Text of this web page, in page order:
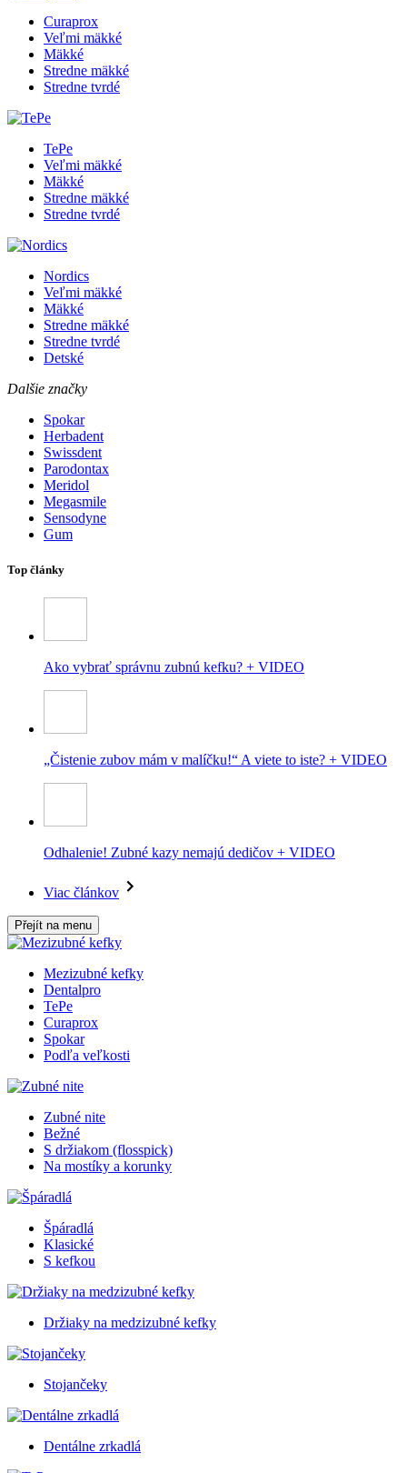
Curaprox
Veľmi mäkké
Mäkké
Stredne mäkké
Stredne tvrdé
TePe
Veľmi mäkké
Mäkké
Stredne mäkké
Stredne tvrdé
Nordics
Veľmi mäkké
Mäkké
Stredne mäkké
Stredne tvrdé
Detské
Dalšie značky
Spokar
Herbadent
Swissdent
Parodontax
Meridol
Megasmile
Sensodyne
Gum
Top články
Ako vybrať správnu zubnú kefku? + VIDEO
„Čistenie zubov mám v malíčku!“ A viete to iste? + VIDEO
Odhalenie! Zubné kazy nemajú dedičov + VIDEO
Viac článkov
Přejít na menu
Mezizubné kefky
Dentalpro
TePe
Curaprox
Spokar
Podľa veľkosti
Zubné nite
Bežné
S držiakom (flosspick)
Na mostíky a korunky
Špáradlá
Klasické
S kefkou
Držiaky na medzizubné kefky
Stojančeky
Dentálne zrkadlá